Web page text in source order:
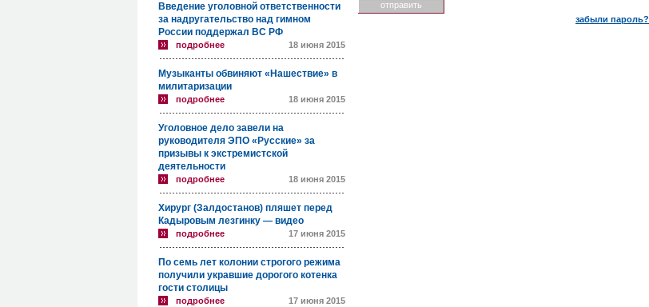
Введение уголовной ответственности
за надругательство над гимном
России поддержал ВС РФ
подробнее 18 июня 2015
Музыканты обвиняют «Нашествие» в
милитаризации
подробнее 18 июня 2015
Уголовное дело завели на
руководителя ЭПО «Русские» за
призывы к экстремистской
деятельности
подробнее 18 июня 2015
Хирург (Залдостанов) пляшет перед
Кадыровым лезгинку — видео
подробнее 17 июня 2015
По семь лет колонии строгого режима
получили укравшие дорогого котенка
гости столицы
подробнее 17 июня 2015
забыли пароль?